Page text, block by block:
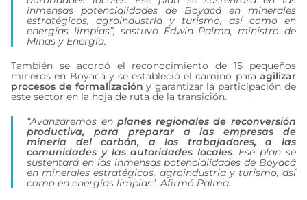
inmensas potencialidades de Boyacá en minerales
estratégicos, agroindustria y turismo, así como en
energías limpias”, sostuvo Edwin Palma, ministro de
Minas y Energía.
También se acordó el reconocimiento de 15 pequeños
mineros en Boyacá y se estableció el camino para agilizar
procesos de formalización y garantizar la participación de
este sector en la hoja de ruta de la transición.
“Avanzaremos en planes regionales de reconversión
productiva, para preparar a las empresas de
minería del carbón, a los trabajadores, a las
comunidades y las autoridades locales. Ese plan se
sustentará en las inmensas potencialidades de Boyacá
en minerales estratégicos, agroindustria y turismo, así
como en energías limpias”. Afirmó Palma.